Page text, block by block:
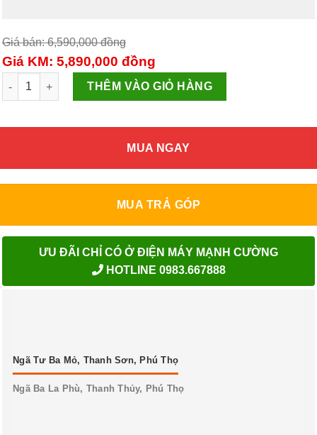
Giá bán: 6,590,000đồng
Giá KM: 5,890,000 đồng
Điều hòa không khí một chiều 9000BTU SUNHOUSE SHR-
THÊM VÀO GIỎ HÀNG
MUA NGAY
MUA TRẢ GÓP
ƯU ĐÃI CHỈ CÓ Ở ĐIỆN MÁY MẠNH CƯỜNG
HOTLINE 0983.667888
Ngã Tư Ba Mỏ, Thanh Sơn, Phú Thọ
Ngã Ba La Phù, Thanh Thủy, Phú Thọ